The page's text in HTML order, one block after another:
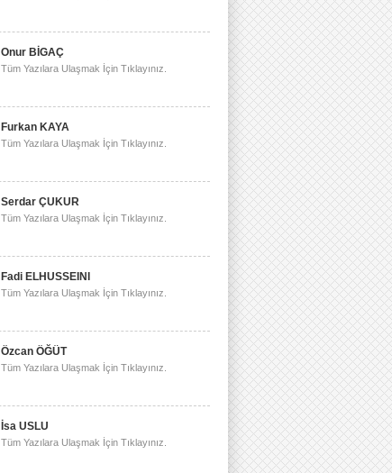
Onur BİGAÇ
Tüm Yazılara Ulaşmak İçin Tıklayınız.
Furkan KAYA
Tüm Yazılara Ulaşmak İçin Tıklayınız.
Serdar ÇUKUR
Tüm Yazılara Ulaşmak İçin Tıklayınız.
Fadi ELHUSSEINI
Tüm Yazılara Ulaşmak İçin Tıklayınız.
Özcan ÖĞÜT
Tüm Yazılara Ulaşmak İçin Tıklayınız.
İsa USLU
Tüm Yazılara Ulaşmak İçin Tıklayınız.